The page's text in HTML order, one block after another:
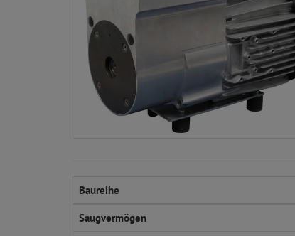
Baureihe
Saugvermögen